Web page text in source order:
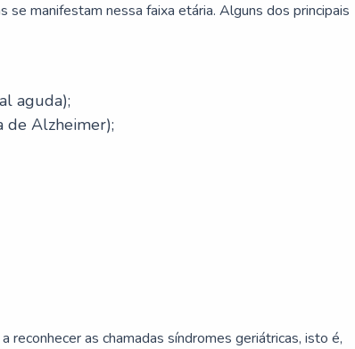
se manifestam nessa faixa etária. Alguns dos principais
aguda);
de Alzheimer);
as chamadas síndromes geriátricas, isto é,